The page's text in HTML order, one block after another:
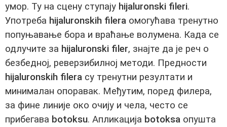
умор. Ту на сцену ступају hijaluronski fileri.
Употреба hijaluronskih filera омогућава тренутно
попуњавање бора и враћање волумена. Када се
одлучите за hijaluronski filer, знајте да је реч о
безбедној, реверзибилној методи. Предности
hijaluronskih filera су тренутни резултати и
минималан опоравак. Међутим, поред филера,
за фине линије око очију и чела, често се
прибегава botoksu. Апликација botoksa опушта